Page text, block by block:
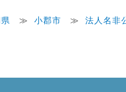
≫ 小郡市 ≫ 法人名非